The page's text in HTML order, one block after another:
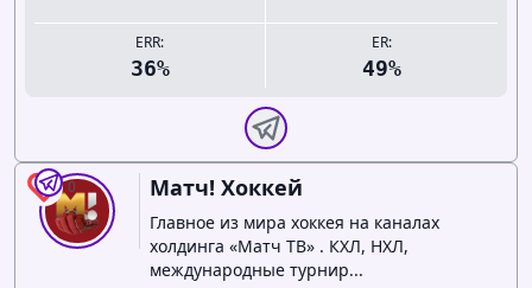
ERR:
36%
ER:
49%
0 Матч! Хоккей
Главное из мира хоккея на каналах
холдинга «Матч ТВ» . КХЛ, НХЛ,
международные турнир...